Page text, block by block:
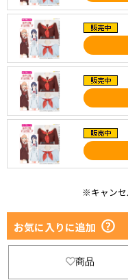
※キャンセ
お気に入りに追加
商品